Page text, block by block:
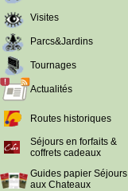
Visites
Parcs&Jardins
Tournages
Actualités
Routes historiques
Séjours en forfaits &
coffrets cadeaux
Guides papier Séjours
aux Chateaux